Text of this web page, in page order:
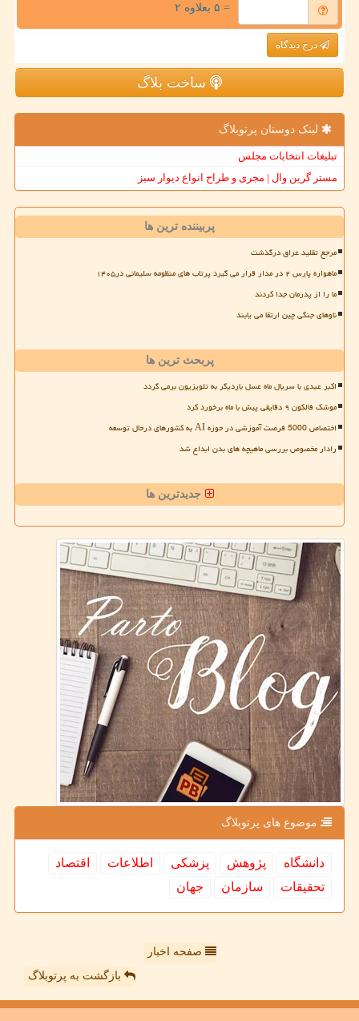
= ۵ بعلاوه ۲
درج دیدگاه
ساخت بلاگ
لینک دوستان پرتوبلاگ
تبلیغات انتخابات مجلس
مستر گرین وال | مجری و طراح انواع دیوار سبز
پربیننده ترین ها
مرجع تقلید عراق درگذشت
ماهواره پارس ۲ در مدار قرار می گیرد پرتاب های منظومه سلیمانی در۱۴۰۵
ما را از پدرمان جدا کردند
ناوهای جنگی چین ارتقا می یابند
پربحث ترین ها
اکبر عبدی با سریال ماه عسل باردیگر به تلویزیون برمی گردد
موشک فالکون ۹ دقایقی پیش با ماه برخورد کرد
اختصاص 5000 فرصت آموزشی در حوزه AI به کشورهای درحال توسعه
رادار مخصوص بررسی ماهیچه های بدن ابداع شد
جدیدترین ها
موضوع های پرتوبلاگ
دانشگاه پژوهش پزشكی اطلاعات
اقتصاد
تحقیقات
سازمان جهان
صفحه اخبار
بازگشت به پرتوبلاگ